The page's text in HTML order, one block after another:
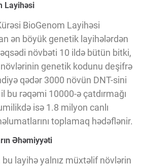
Layihəsi
BioGenom Layihəsi
ən böyük genetik layihələrdən
növbəti 10 ildə bütün bitki,
genetik kodunu deşifrə
qədər 3000 növün DNT-sini
bu rəqəmi 10000-ə çatdırmağı
isə 1.8 milyon canlı
toplamaq hədəflənir.
Əhəmiyyəti
layihə yalnız müxtəlif növlərin